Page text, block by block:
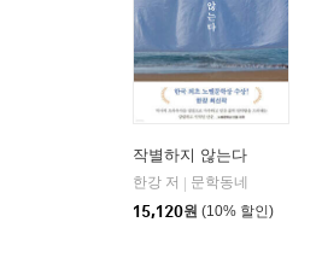
작별하지 않는다
한강 저
문학동네
15,120원 (10% 할인)